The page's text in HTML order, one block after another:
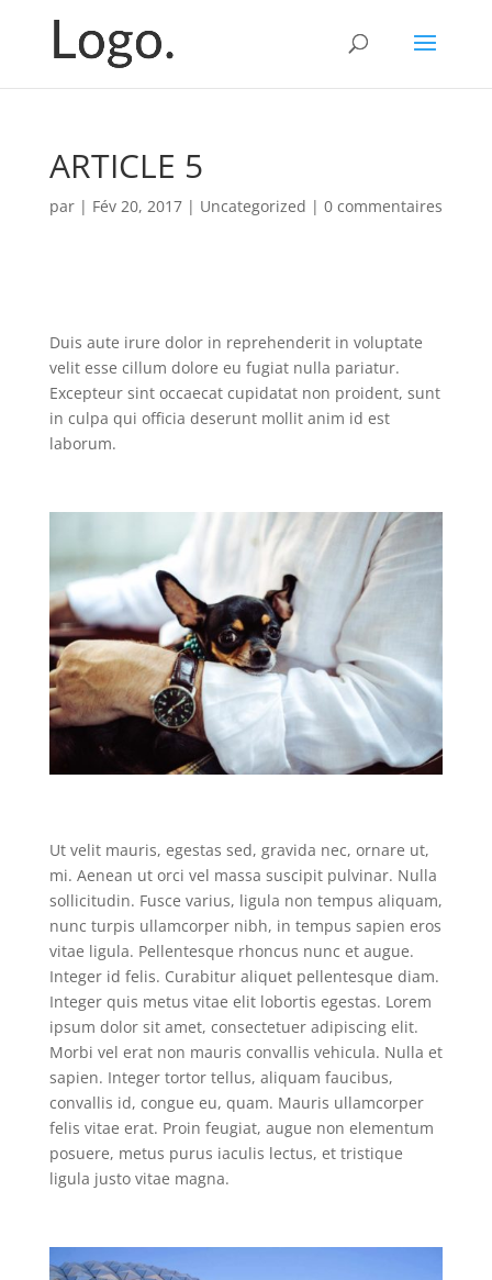
ARTICLE 5
par | Fév 20, 2017| Uncategorized | 0 commentaires
Duis aute irure dolor in reprehenderit in voluptate
velit esse cillum dolore eu fugiat nulla pariatur.
Excepteur sint occaecat cupidatat non proident, sunt
in culpa qui officia deserunt mollit anim id est
laborum.
Ut velit mauris, egestas sed, gravida nec, ornare ut,
mi. Aenean ut orci vel massa suscipit pulvinar. Nulla
sollicitudin. Fusce varius, ligula non tempus aliquam,
nunc turpis ullamcorper nibh, in tempus sapien eros
vitae ligula. Pellentesque rhoncus nunc et augue.
Integer id felis. Curabitur aliquet pellentesque diam.
Integer quis metus vitae elit lobortis egestas. Lorem
ipsum dolor sit amet, consectetuer adipiscing elit.
Morbi vel erat non mauris convallis vehicula. Nulla et
sapien. Integer tortor tellus, aliquam faucibus,
convallis id, congue eu, quam. Mauris ullamcorper
felis vitae erat. Proin feugiat, augue non elementum
posuere, metus purus iaculis lectus, et tristique
ligula justo vitae magna.